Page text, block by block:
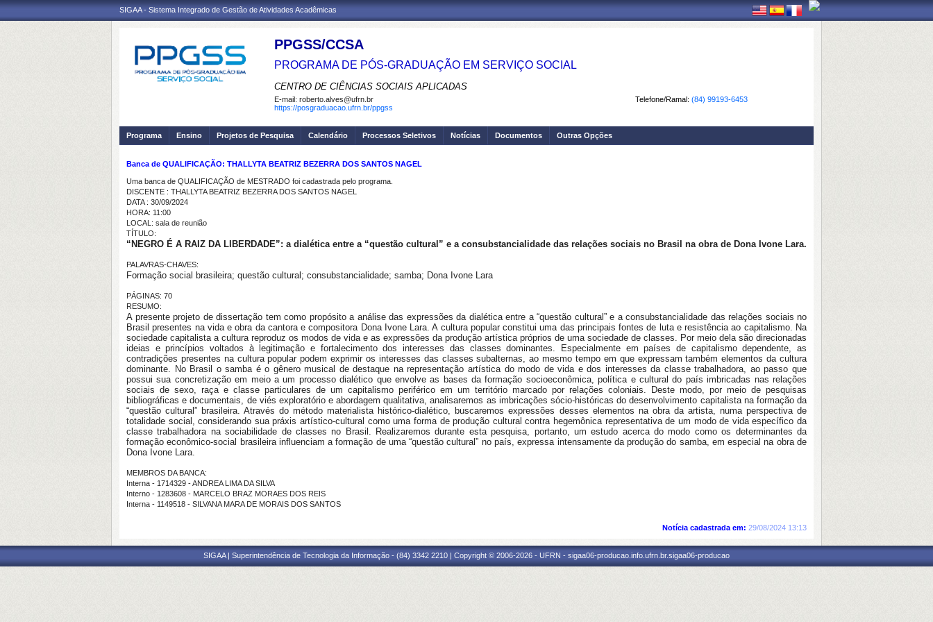
SIGAA - Sistema Integrado de Gestão de Atividades Acadêmicas
PPGSS/CCSA
PROGRAMA DE PÓS-GRADUAÇÃO EM SERVIÇO SOCIAL
CENTRO DE CIÊNCIAS SOCIAIS APLICADAS
Telefone/Ramal: (84) 99193-6453
E-mail: roberto.alves@ufrn.br
https://posgraduacao.ufrn.br/ppgss
Programa Ensino Projetos de Pesquisa Calendário Processos Seletivos Notícias Documentos Outras Opções
Banca de QUALIFICAÇÃO: THALLYTA BEATRIZ BEZERRA DOS SANTOS NAGEL
Uma banca de QUALIFICAÇÃO de MESTRADO foi cadastrada pelo programa.
DISCENTE : THALLYTA BEATRIZ BEZERRA DOS SANTOS NAGEL
DATA : 30/09/2024
HORA: 11:00
LOCAL: sala de reunião
TÍTULO:
“NEGRO É A RAIZ DA LIBERDADE”: a dialética entre a “questão cultural” e a consubstancialidade das relações sociais no Brasil na obra de Dona Ivone Lara.
PALAVRAS-CHAVES:
Formação social brasileira; questão cultural; consubstancialidade; samba; Dona Ivone Lara
PÁGINAS: 70
RESUMO:
A presente projeto de dissertação tem como propósito a análise das expressões da dialética entre a “questão cultural” e a consubstancialidade das relações sociais no
Brasil presentes na vida e obra da cantora e compositora Dona Ivone Lara. A cultura popular constitui uma das principais fontes de luta e resistência ao capitalismo. Na
sociedade capitalista a cultura reproduz os modos de vida e as expressões da produção artística próprios de uma sociedade de classes. Por meio dela são direcionadas
ideias e princípios voltados à legitimação e fortalecimento dos interesses das classes dominantes. Especialmente em países de capitalismo dependente, as
contradições presentes na cultura popular podem exprimir os interesses das classes subalternas, ao mesmo tempo em que expressam também elementos da cultura
dominante. No Brasil o samba é o gênero musical de destaque na representação artística do modo de vida e dos interesses da classe trabalhadora, ao passo que
possui sua concretização em meio a um processo dialético que envolve as bases da formação socioeconômica, política e cultural do país imbricadas nas relações
sociais de sexo, raça e classe particulares de um capitalismo periférico em um território marcado por relações coloniais. Deste modo, por meio de pesquisas
bibliográficas e documentais, de viés exploratório e abordagem qualitativa, analisaremos as imbricações sócio-históricas do desenvolvimento capitalista na formação da
“questão cultural” brasileira. Através do método materialista histórico-dialético, buscaremos expressões desses elementos na obra da artista, numa perspectiva de
totalidade social, considerando sua práxis artístico-cultural como uma forma de produção cultural contra hegemônica representativa de um modo de vida específico da
classe trabalhadora na sociabilidade de classes no Brasil. Realizaremos durante esta pesquisa, portanto, um estudo acerca do modo como os determinantes da
formação econômico-social brasileira influenciam a formação de uma “questão cultural” no país, expressa intensamente da produção do samba, em especial na obra de
Dona Ivone Lara.
MEMBROS DA BANCA:
Interna - 1714329 - ANDREA LIMA DA SILVA
Interno - 1283608 - MARCELO BRAZ MORAES DOS REIS
Interna - 1149518 - SILVANA MARA DE MORAIS DOS SANTOS
Notícia cadastrada em: 29/08/2024 13:13
SIGAA | Superintendência de Tecnologia da Informação - (84) 3342 2210 | Copyright © 2006-2026 - UFRN - sigaa06-producao.info.ufrn.br.sigaa06-producao